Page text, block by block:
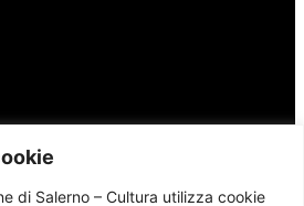
di Salerno – Cultura utilizza cookie